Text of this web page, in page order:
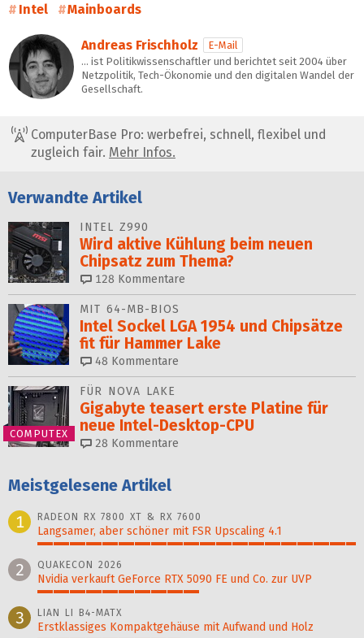
Intel
Mainboards
Andreas Frischholz
E-Mail
… ist Politikwissenschaftler und berichtet seit 2004 über
Netzpolitik, Tech-Ökonomie und den digitalen Wandel der
Gesellschaft.
ComputerBase Pro: werbefrei, schnell, flexibel und
zugleich fair. Mehr Infos.
Verwandte Artikel
INTEL Z990
Wird aktive Kühlung beim neuen
Chipsatz zum Thema?
128 Kommentare
MIT 64-MB-BIOS
Intel Sockel LGA 1954 und Chipsätze
fit für Hammer Lake
48 Kommentare
COMPUTEX
FÜR NOVA LAKE
Gigabyte teasert erste Platine für
neue Intel-Desktop-CPU
28 Kommentare
Meistgelesene Artikel
1
RADEON RX 7800 XT & RX 7600
Langsamer, aber schöner mit FSR Upscaling 4.1
100%
2 QUAKECON 2026
Nvidia verkauft GeForce RTX 5090 FE und Co. zur UVP
51%
3 LIAN LI B4-MATX
Erstklassiges Kompaktgehäuse mit Aufwand und Holz